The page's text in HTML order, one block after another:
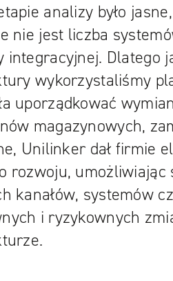
analizy było
nie jest liczba
integracyjnej. Dlatego
wykorzystaliśmy
uporządkować
magazynowych,
Unilinker dał firmie
rozwoju, umożliwiając
kanałów, systemów
i ryzykownych